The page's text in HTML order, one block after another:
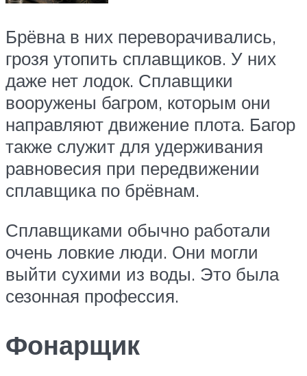
Брёвна в них переворачивались,
грозя утопить сплавщиков. У них
даже нет лодок. Сплавщики
вооружены багром, которым они
направляют движение плота. Багор
также служит для удерживания
равновесия при передвижении
сплавщика по брёвнам.
Сплавщиками обычно работали
очень ловкие люди. Они могли
выйти сухими из воды. Это была
сезонная профессия.
Фонарщик